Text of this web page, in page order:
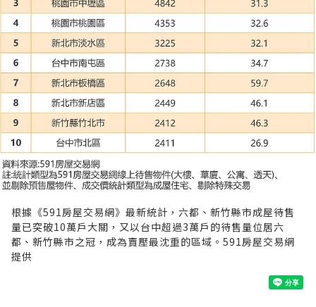
根據《591房屋交易網》最新統計，六都、新竹縣市成屋待售
量已突破10萬戶大關，又以台中超過3萬戶的待售量位居六
都、新竹縣市之冠，成為賣壓最沈重的區域。591房屋交易網
提供